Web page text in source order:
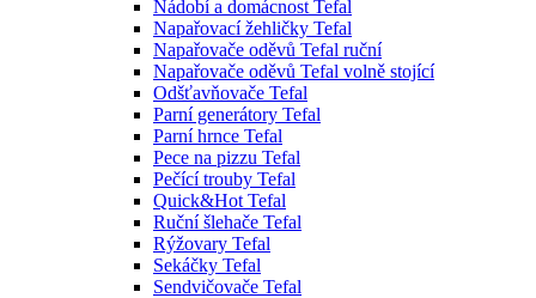
Nádobí a domácnost Tefal
Napařovací žehličky Tefal
Napařovače oděvů Tefal ruční
Napařovače oděvů Tefal volně stojící
Odšťavňovače Tefal
Parní generátory Tefal
Parní hrnce Tefal
Pece na pizzu Tefal
Pečící trouby Tefal
Quick&Hot Tefal
Ruční šlehače Tefal
Rýžovary Tefal
Sekáčky Tefal
Sendvičovače Tefal